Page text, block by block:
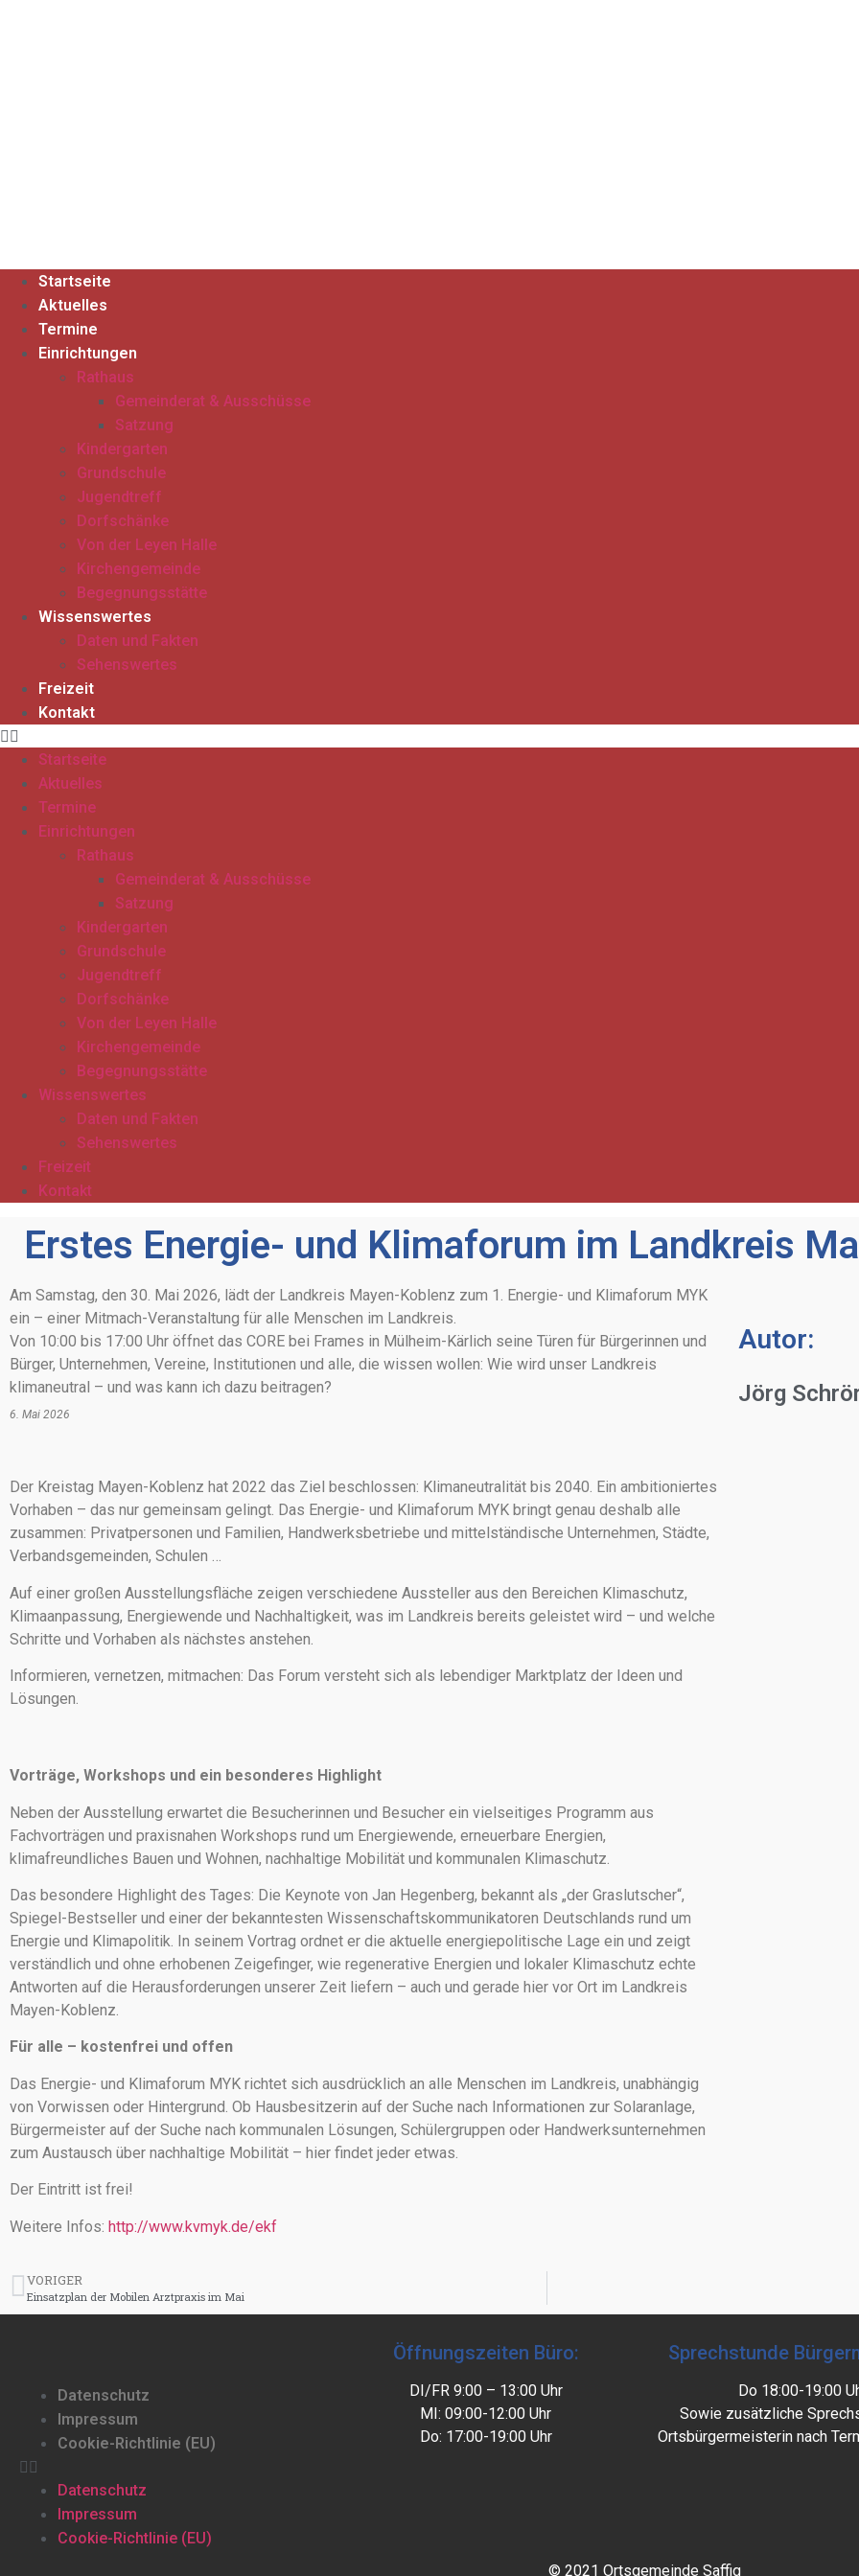
Startseite
Aktuelles
Termine
Einrichtungen
Rathaus
Gemeinderat & Ausschüsse
Satzung
Kindergarten
Grundschule
Jugendtreff
Dorfschänke
Von der Leyen Halle
Kirchengemeinde
Begegnungsstätte
Wissenswertes
Daten und Fakten
Sehenswertes
Freizeit
Kontakt
Startseite
Aktuelles
Termine
Einrichtungen
Rathaus
Gemeinderat & Ausschüsse
Satzung
Kindergarten
Grundschule
Jugendtreff
Dorfschänke
Von der Leyen Halle
Kirchengemeinde
Begegnungsstätte
Wissenswertes
Daten und Fakten
Sehenswertes
Freizeit
Kontakt
Erstes Energie- und Klimaforum im Landkreis
Am Samstag, den 30. Mai 2026, lädt der Landkreis Mayen-Koblenz zum 1. Energie- und Klimaforum MYK
ein – einer Mitmach-Veranstaltung für alle Menschen im Landkreis.
Von 10:00 bis 17:00 Uhr öffnet das CORE bei Frames in Mülheim-Kärlich seine Türen für Bürgerinnen und
Bürger, Unternehmen, Vereine, Institutionen und alle, die wissen wollen: Wie wird unser Landkreis
klimaneutral – und was kann ich dazu beitragen?
6. Mai 2026
Der Kreistag Mayen-Koblenz hat 2022 das Ziel beschlossen: Klimaneutralität bis 2040. Ein ambitioniertes
Vorhaben – das nur gemeinsam gelingt. Das Energie- und Klimaforum MYK bringt genau deshalb alle
zusammen: Privatpersonen und Familien, Handwerksbetriebe und mittelständische Unternehmen, Städte,
Verbandsgemeinden, Schulen …
Auf einer großen Ausstellungsfläche zeigen verschiedene Aussteller aus den Bereichen Klimaschutz,
Klimaanpassung, Energiewende und Nachhaltigkeit, was im Landkreis bereits geleistet wird – und welche
Schritte und Vorhaben als nächstes anstehen.
Informieren, vernetzen, mitmachen: Das Forum versteht sich als lebendiger Marktplatz der Ideen und
Lösungen.
Vorträge, Workshops und ein besonderes Highlight
Neben der Ausstellung erwartet die Besucherinnen und Besucher ein vielseitiges Programm aus
Fachvorträgen und praxisnahen Workshops rund um Energiewende, erneuerbare Energien,
klimafreundliches Bauen und Wohnen, nachhaltige Mobilität und kommunalen Klimaschutz.
Das besondere Highlight des Tages: Die Keynote von Jan Hegenberg, bekannt als „der Graslutscher“,
Spiegel-Bestseller und einer der bekanntesten Wissenschaftskommunikatoren Deutschlands rund um
Energie und Klimapolitik. In seinem Vortrag ordnet er die aktuelle energiepolitische Lage ein und zeigt
verständlich und ohne erhobenen Zeigefinger, wie regenerative Energien und lokaler Klimaschutz echte
Antworten auf die Herausforderungen unserer Zeit liefern – auch und gerade hier vor Ort im Landkreis
Mayen-Koblenz.
Für alle – kostenfrei und offen
Das Energie- und Klimaforum MYK richtet sich ausdrücklich an alle Menschen im Landkreis, unabhängig
von Vorwissen oder Hintergrund. Ob Hausbesitzerin auf der Suche nach Informationen zur Solaranlage,
Bürgermeister auf der Suche nach kommunalen Lösungen, Schülergruppen oder Handwerksunternehmen
zum Austausch über nachhaltige Mobilität – hier findet jeder etwas.
Der Eintritt ist frei!
Weitere Infos: http://www.kvmyk.de/ekf
Autor:
Jörg
VORIGER
Einsatzplan der Mobilen Arztpraxis im Mai
Datenschutz
Impressum
Cookie-Richtlinie (EU)
Datenschutz
Impressum
Cookie-Richtlinie (EU)
Öffnungszeiten Büro:
DI/FR 9:00 – 13:00 Uhr
MI: 09:00-12:00 Uhr
Do: 17:00-19:00 Uhr
Sprechstunde
Do 18:00-19:00
Sowie zusätzliche
Ortsbürgermeisterin nach
© 2021 Ortsgemeinde Saffig